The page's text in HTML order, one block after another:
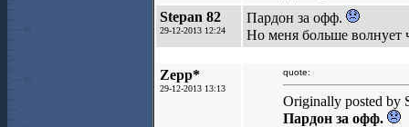
Stepan 82
29-12-2013 12:24
Пардон за офф.
Но меня больше волнует
Zepp*
29-12-2013 13:13
quote:
Originally posted by
Пардон за офф.